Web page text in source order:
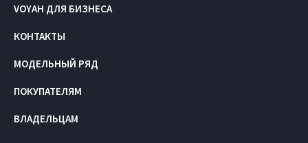
VOYAH ДЛЯ БИЗНЕСА
КОНТАКТЫ
МОДЕЛЬНЫЙ РЯД
ПОКУПАТЕЛЯМ
ВЛАДЕЛЬЦАМ